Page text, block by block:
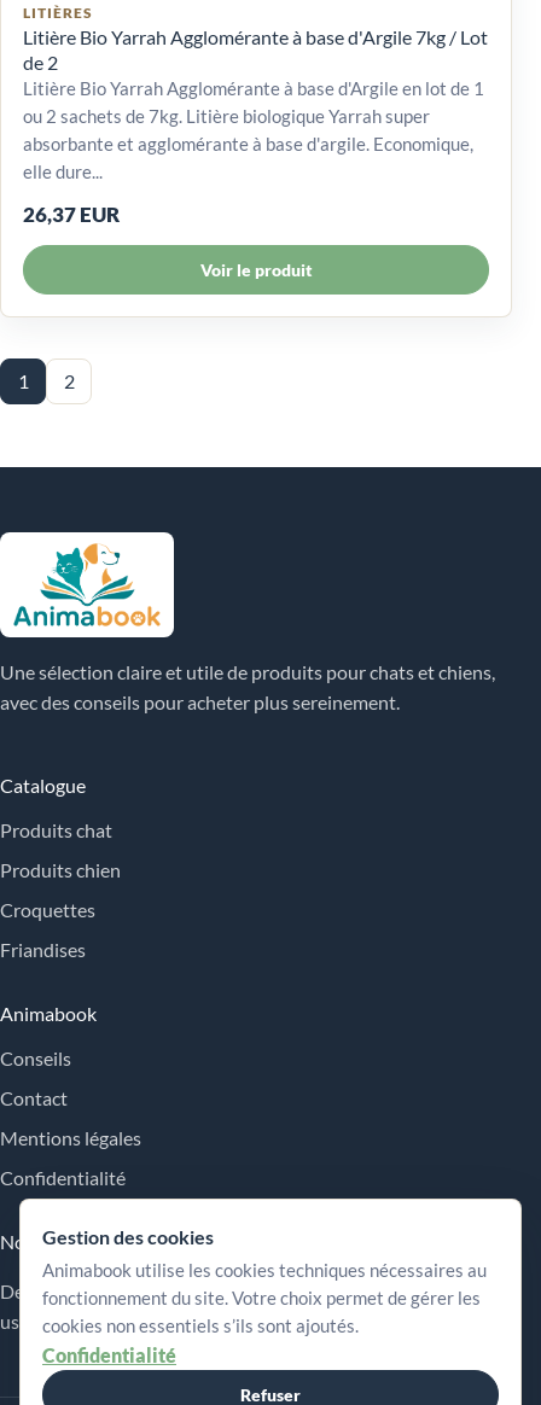
LITIÈRES
Litière Bio Yarrah Agglomérante à base d'Argile 7kg / Lot
de 2
Litière Bio Yarrah Agglomérante à base d'Argile en lot de 1
ou 2 sachets de 7kg. Litière biologique Yarrah super
absorbante et agglomérante à base d'argile. Economique,
elle dure...
26,37 EUR
Voir le produit
1 2
Une sélection claire et utile de produits pour chats et chiens,
avec des conseils pour acheter plus sereinement.
Catalogue
Produits chat
Produits chien
Croquettes
Friandises
Animabook
Conseils
Contact
Mentions légales
Confidentialité
Nos engagements
Des repères simples pour comparer les offres, comprendre les
usages et choisir plus sereinement.
Gestion des cookies
Animabook utilise les cookies techniques nécessaires au
fonctionnement du site. Votre choix permet de gérer les
cookies non essentiels s’ils sont ajoutés.
Confidentialité
Refuser